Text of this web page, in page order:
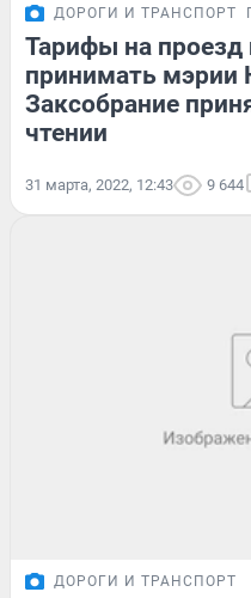
ДОРОГИ И ТРАНСПОРТ
Тарифы на
принимать мэрии
Заксобрание
чтении
31 марта, 2022, 12:43 9 644
ДОРОГИ И ТРАНСПОРТ